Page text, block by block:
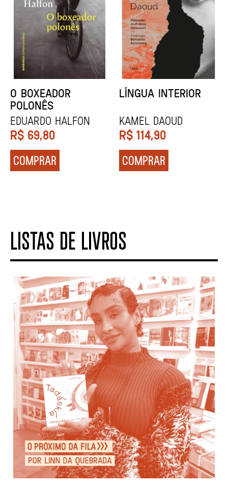
O BOXEADOR
POLONÊS
EDUARDO HALFON
R$ 69,80
COMPRAR
LÍNGUA INTERIOR
KAMEL DAOUD
R$ 114,90
COMPRAR
LISTAS DE LIVROS